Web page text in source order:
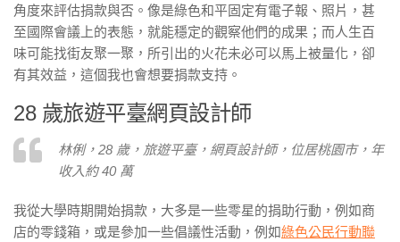
角度來評估捐款與否。像是綠色和平固定有電子報、照片，甚
至國際會議上的表態，就能穩定的觀察他們的成果；而人生百
味可能找街友聚一聚，所引出的火花未必可以馬上被量化，卻
有其效益，這個我也會想要捐款支持。
28 歲旅遊平臺網頁設計師
林俐，28 歲，旅遊平臺，網頁設計師，位居桃園市，年
收入約 40 萬
我從大學時期開始捐款，大多是一些零星的捐助行動，例如商
店的零錢箱，或是參加一些倡議性活動，例如綠色公民行動聯